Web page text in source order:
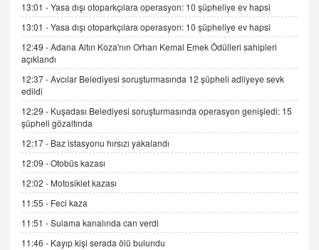
9.12.2025 10:11
İNCİ GÜL AKÖL
06.07.2026 13:00
ADEM AKÖL
Esed Destekçilerinin Yüzüne Vurulan Şamar:
Sednaya
11.12.2024 12:30
DR. EKREM ASLAN
Gerçek Ne, Algı Ne? "Beraber Yürüyoruz"
Cümlesinin Peşinden
19.07.2025 12:45
13:01 -Yasa dışı otoparkçılara operasyon: 10 şüpheliye ev hapsi
13:01 -Yasa dışı otoparkçılara operasyon: 10 şüpheliye ev hapsi
12:49 -Adana Altın Koza'nın Orhan Kemal Emek Ödülleri sahipleri
açıklandı
12:37 -Avcılar Belediyesi soruşturmasında 12 şüpheli adliyeye sevk
edildi
12:29 - Kuşadası Belediyesi soruşturmasında operasyon genişledi: 15
şüpheli gözaltında
12:17 - Baz istasyonu hırsızı yakalandı
12:09 -Otobüs kazası
12:02 - Motosiklet kazası
11:55 - Feci kaza
11:51 -Sulama kanalında can verdi
11:46 - Kayıp kişi serada ölü bulundu